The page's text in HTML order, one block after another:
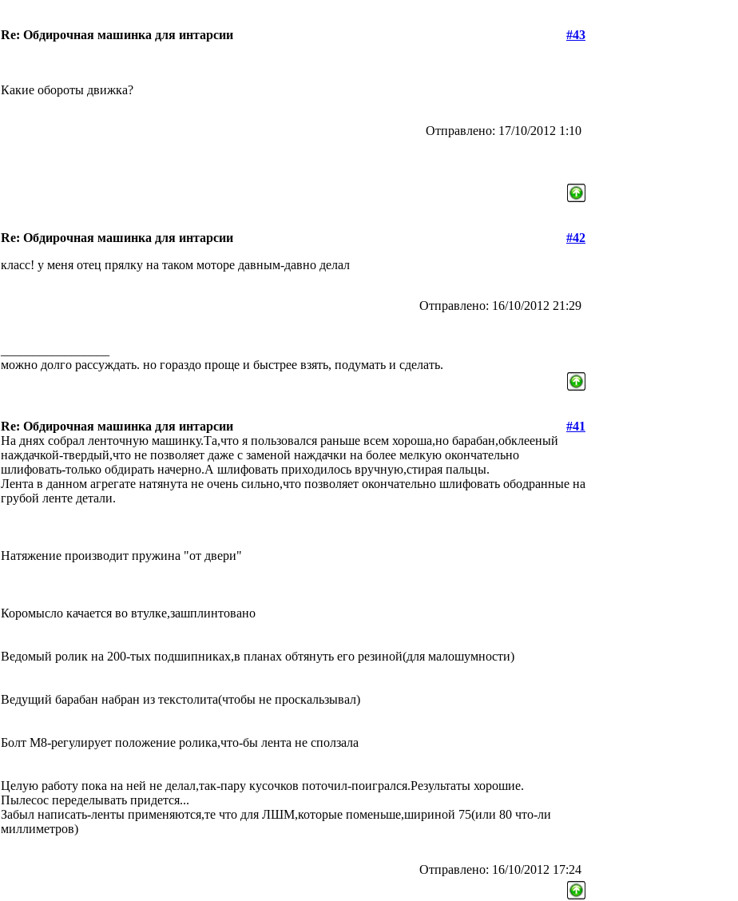
Re: Обдирочная машинка для интарсии
#43
Какие обороты движка?
Отправлено: 17/10/2012 1:10
Re: Обдирочная машинка для интарсии
#42
класс! у меня отец прялку на таком моторе давным-давно делал
Отправлено: 16/10/2012 21:29
можно долго рассуждать. но гораздо проще и быстрее взять, подумать и сделать.
Re: Обдирочная машинка для интарсии
#41
На днях собрал ленточную машинку.Та,что я пользовался раньше всем хороша,но барабан,обклееный
наждачкой-твердый,что не позволяет даже с заменой наждачки на более мелкую окончательно
шлифовать-только обдирать начерно.А шлифовать приходилось вручную,стирая пальцы.
Лента в данном агрегате натянута не очень сильно,что позволяет окончательно шлифовать ободранные на
грубой ленте детали.
Натяжение производит пружина "от двери"
Коромысло качается во втулке,зашплинтовано
Ведомый ролик на 200-тых подшипниках,в планах обтянуть его резиной(для малошумности)
Ведущий барабан набран из текстолита(чтобы не проскальзывал)
Болт М8-регулирует положение ролика,что-бы лента не сползала
Целую работу пока на ней не делал,так-пару кусочков поточил-поигрался.Результаты хорошие.
Пылесос переделывать придется...
Забыл написать-ленты применяются,те что для ЛШМ,которые поменьше,шириной 75(или 80 что-ли
миллиметров)
Отправлено: 16/10/2012 17:24